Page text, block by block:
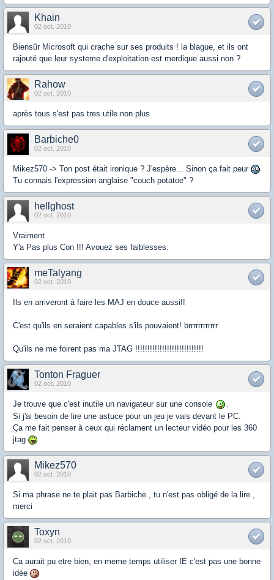
Khain
02 oct. 2010
Biensûr Microsoft qui crache sur ses produits ! la blague, et ils ont
rajouté que leur systeme d'exploitation est merdique aussi non ?
Rahow
02 oct. 2010
après tous s'est pas tres utile non plus
Barbiche0
02 oct. 2010
Mikez570 -> Ton post était ironique ? J'espère... Sinon ça fait peur
Tu connais l'expression anglaise "couch potatoe" ?
hellghost
02 oct. 2010
Vraiment
Y'a Pas plus Con !!! Avouez ses faiblesses.
meTalyang
02 oct. 2010
Ils en arriveront à faire les MAJ en douce aussi!!
C'est qu'ils en seraient capables s'ils pouvaient! brrrrrrrrrrrr
Qu'ils ne me foirent pas ma JTAG !!!!!!!!!!!!!!!!!!!!!!!!!!!!
Tonton Fraguer
02 oct. 2010
Je trouve que c'est inutile un navigateur sur une console
.
Si j'ai besoin de lire une astuce pour un jeu je vais devant le PC.
Ça me fait penser à ceux qui réclament un lecteur vidéo pour les 360
jtag
Mikez570
02 oct. 2010
Si ma phrase ne te plait pas Barbiche , tu n'est pas obligé de la lire ,
merci
Toxyn
02 oct. 2010
Ca aurait pu etre bien, en meme temps utiliser IE c'est pas une bonne
idée